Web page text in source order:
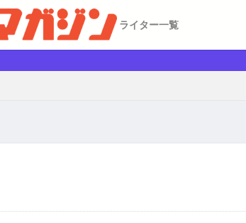
ライター一覧